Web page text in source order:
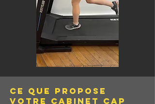
Ce que propose
votre cabinet CAP